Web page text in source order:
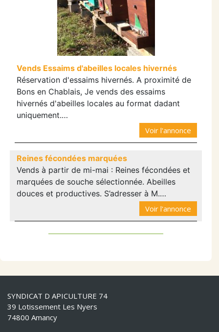
Vends Essaims d'abeilles locales hivernés
Réservation d'essaims hivernés. A proximité de
Bons en Chablais, Je vends des essaims
hivernés d'abeilles locales au format dadant
uniquement.…
Voir l'annonce
Reines fécondées marquées
Vends à partir de mi-mai : Reines fécondées et
marquées de souche sélectionnée. Abeilles
douces et productives. S’adresser à M.…
Voir l'annonce
SYNDICAT D APICULTURE 74
39 Lotissement Les Nyers
74800 Amancy